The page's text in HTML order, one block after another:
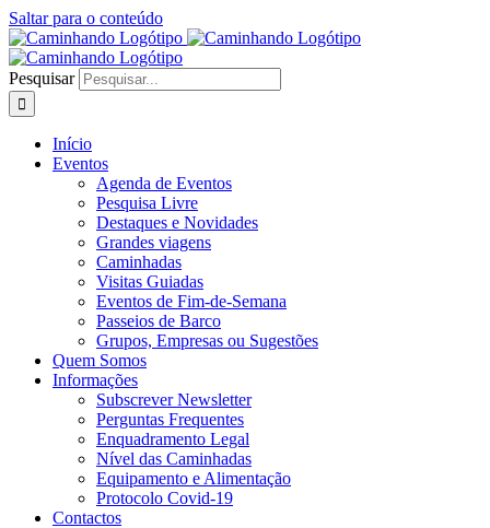
Saltar para o conteúdo
Pesquisar
Início
Eventos
Agenda de Eventos
Pesquisa Livre
Destaques e Novidades
Grandes viagens
Caminhadas
Visitas Guiadas
Eventos de Fim-de-Semana
Passeios de Barco
Grupos, Empresas ou Sugestões
Quem Somos
Informações
Subscrever Newsletter
Perguntas Frequentes
Enquadramento Legal
Nível das Caminhadas
Equipamento e Alimentação
Protocolo Covid-19
Contactos